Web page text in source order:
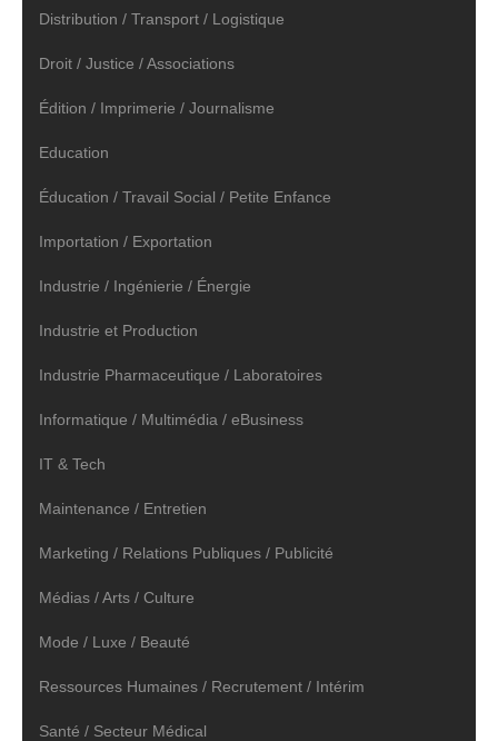
Distribution / Transport / Logistique
Droit / Justice / Associations
Édition / Imprimerie / Journalisme
Education
Éducation / Travail Social / Petite Enfance
Importation / Exportation
Industrie / Ingénierie / Énergie
Industrie et Production
Industrie Pharmaceutique / Laboratoires
Informatique / Multimédia / eBusiness
IT & Tech
Maintenance / Entretien
Marketing / Relations Publiques / Publicité
Médias / Arts / Culture
Mode / Luxe / Beauté
Ressources Humaines / Recrutement / Intérim
Santé / Secteur Médical